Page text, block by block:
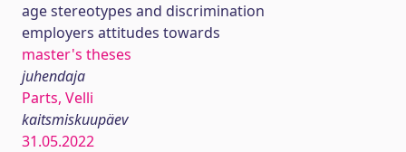
age stereotypes and discrimination
employers attitudes towards
master's theses
juhendaja
Parts, Velli
kaitsmiskuupäev
31.05.2022